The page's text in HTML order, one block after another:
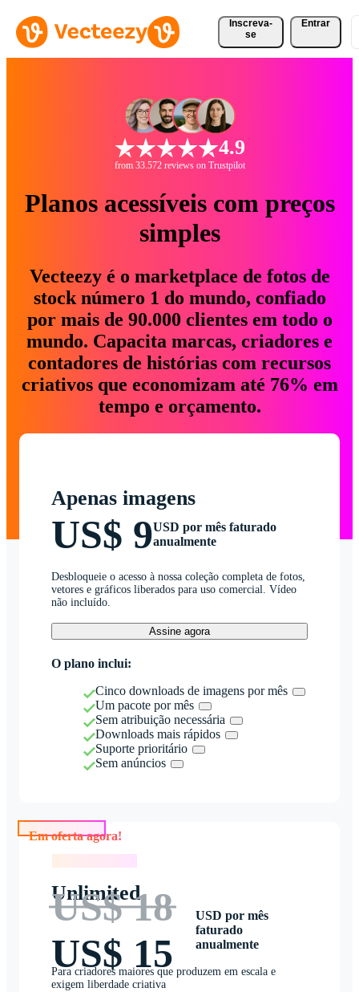
Inscreva-
se
Entrar
4.9
from 33.572 reviews on Trustpilot
Planos acessíveis com preços
simples
Vecteezy é o marketplace de fotos de
stock número 1 do mundo, confiado
por mais de 90.000 clientes em todo o
mundo. Capacita marcas, criadores e
contadores de histórias com recursos
criativos que economizam até 76% em
tempo e orçamento.
Apenas imagens
US$ 9USD por mês faturado
anualmente
Desbloqueie o acesso à nossa coleção completa de fotos,
vetores e gráficos liberados para uso comercial. Vídeo
não incluído.
Assine agora
O plano inclui:
Cinco downloads de imagens por mês
Um pacote por mês
Sem atribuição necessária
Downloads mais rápidos
Suporte prioritário
Sem anúncios
Unlimited
US$ 18
US$ 15
USD por mês
faturado
anualmente
Para criadores maiores que produzem em escala e
exigem liberdade criativa